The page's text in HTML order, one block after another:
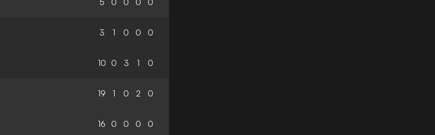
3 1 0 0 0
10 0 3 1 0
19 1 0 2 0
16 0 0 0 0